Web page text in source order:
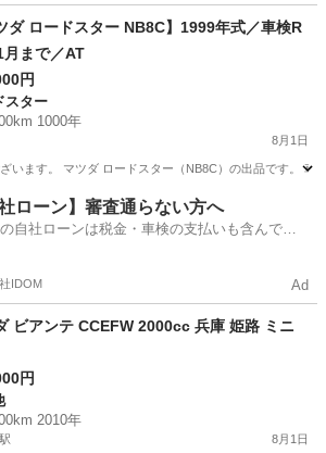
北口駅 デミオ
ダ ロードスター NB8C】1999年式／車検R
月まで／AT
円
スター
1000年
8月1日
います。 マツダ ロードスター（NB8C）の出品です。
ロードスター
社ローン】審査通らない方へ
の自社ローンは税金・車検の支払いも含んでい
IDOM Ad
ビアンテ CCEFW 2000cc 兵庫 姫路 ミニ
円
2010年
8月1日